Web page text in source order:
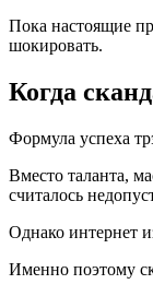
Пока настоящие
шокировать.
Когда
Формула успеха
Вместо таланта,
считалось
Однако интернет
Именно поэтому